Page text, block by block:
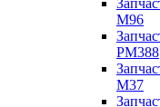
M96
PM388
M37